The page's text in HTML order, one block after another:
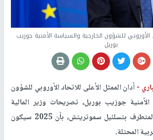
الأوروبي للشؤون الخارجية والسياسة الأمنية جوزيب
بوريل
-أدان الممثل الأعلى للاتحاد الأوروبي للشؤون
جوزيب بوريل، تصريحات وزير المالية
الإسرائيلي اليميني المتطرف بتسلئيل سموتريتش، بأن 2025 سيكون
المحتلة.